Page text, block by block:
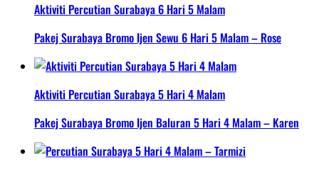
Aktiviti Percutian Surabaya 6 Hari 5 Malam
Pakej Surabaya Bromo Ijen Sewu 6 Hari 5 Malam – Rose
Aktiviti Percutian Surabaya 5 Hari 4 Malam
Pakej Surabaya Bromo Ijen Baluran 5 Hari 4 Malam – Karen